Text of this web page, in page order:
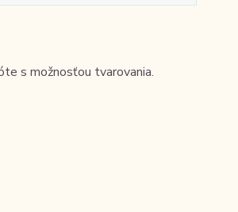
s možnosťou tvarovania.